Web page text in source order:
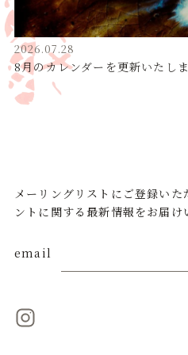
2026.07.28
8月のカレンダーを更新いたし
メーリングリストにご登録い
ントに関する最新情報をお届け
email